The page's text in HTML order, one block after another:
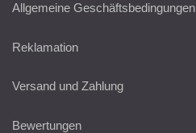
Allgemeine Geschäftsbedingungen
Reklamation
Versand und Zahlung
Bewertungen